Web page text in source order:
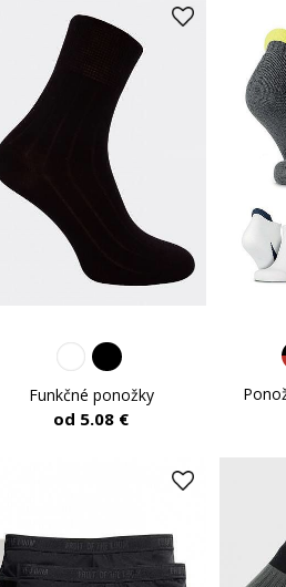
Funkčné ponožky
od 5.08 €